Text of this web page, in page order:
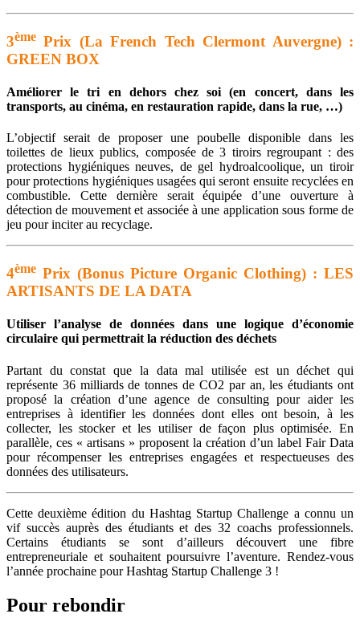
3ème Prix (La French Tech Clermont Auvergne) :
GREEN BOX
Améliorer le tri en dehors chez soi (en concert, dans les
transports, au cinéma, en restauration rapide, dans la rue, …)
L’objectif serait de proposer une poubelle disponible dans les
toilettes de lieux publics, composée de 3 tiroirs regroupant : des
protections hygiéniques neuves, de gel hydroalcoolique, un tiroir
pour protections hygiéniques usagées qui seront ensuite recyclées en
combustible. Cette dernière serait équipée d’une ouverture à
détection de mouvement et associée à une application sous forme de
jeu pour inciter au recyclage.
4ème Prix (Bonus Picture Organic Clothing) : LES
ARTISANTS DE LA DATA
Utiliser l’analyse de données dans une logique d’économie
circulaire qui permettrait la réduction des déchets
Partant du constat que la data mal utilisée est un déchet qui
représente 36 milliards de tonnes de CO2 par an, les étudiants ont
proposé la création d’une agence de consulting pour aider les
entreprises à identifier les données dont elles ont besoin, à les
collecter, les stocker et les utiliser de façon plus optimisée. En
parallèle, ces « artisans » proposent la création d’un label Fair Data
pour récompenser les entreprises engagées et respectueuses des
données des utilisateurs.
Cette deuxième édition du Hashtag Startup Challenge a connu un
vif succès auprès des étudiants et des 32 coachs professionnels.
Certains étudiants se sont d’ailleurs découvert une fibre
entrepreneuriale et souhaitent poursuivre l’aventure. Rendez-vous
l’année prochaine pour Hashtag Startup Challenge 3 !
Pour rebondir